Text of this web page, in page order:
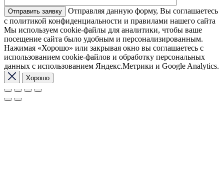
Отправляя данную форму, Вы соглашаетесь
с политикой конфиденциальности и правилами нашего сайта
Мы используем cookie-файлы для аналитики, чтобы ваше
посещение сайта было удобным и персонализированным.
Нажимая «Хорошо» или закрывая окно вы соглашаетесь с
использованием cookie-файлов и обработку персональных
данных с использованием Яндекс.Метрики и Google Analytics.
Хорошо